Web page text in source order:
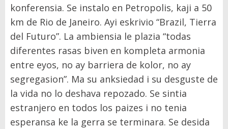
konferensia. Se instalo en Petropolis, kaji a 50
km de Rio de Janeiro. Ayi eskrivio “Brazil, Tierra
del Futuro”. La ambiensia le plazia “todas
diferentes rasas biven en kompleta armonia
entre eyos, no ay barriera de kolor, no ay
segregasion”. Ma su anksiedad i su desguste de
la vida no lo deshava repozado. Se sintia
estranjero en todos los paizes i no tenia
esperansa ke la gerra se terminara. Se desida